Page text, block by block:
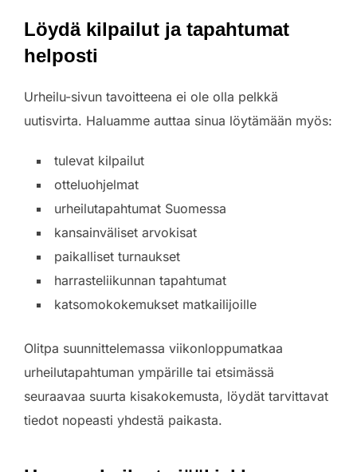
Löydä kilpailut ja tapahtumat
helposti
Urheilu-sivun tavoitteena ei ole olla pelkkä
uutisvirta. Haluamme auttaa sinua löytämään myös:
tulevat kilpailut
otteluohjelmat
urheilutapahtumat Suomessa
kansainväliset arvokisat
paikalliset turnaukset
harrasteliikunnan tapahtumat
katsomokokemukset matkailijoille
Olitpa suunnittelemassa viikonloppumatkaa
urheilutapahtuman ympärille tai etsimässä
seuraavaa suurta kisakokemusta, löydät tarvittavat
tiedot nopeasti yhdestä paikasta.